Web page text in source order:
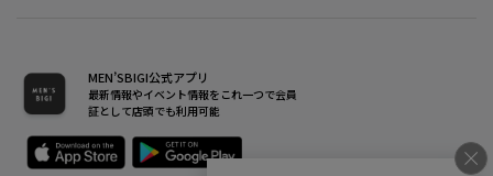
MEN’SBIGI公式アプリ
最新情報やイベント情報をこれ一つで会員
証として店頭でも利用可能